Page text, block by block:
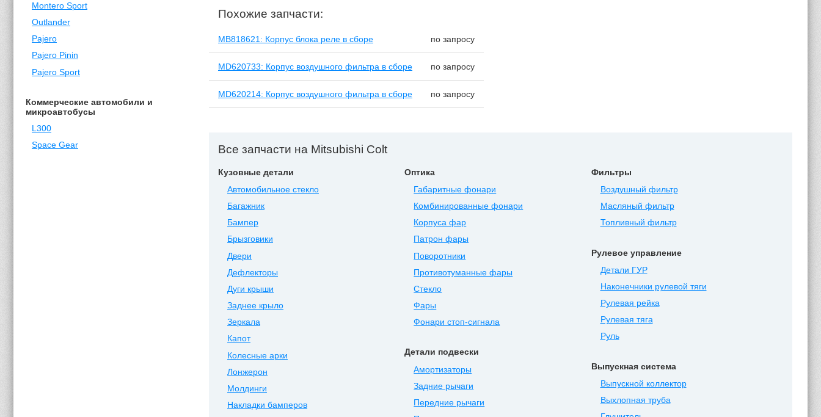
Montero Sport
Outlander
Pajero
Pajero Pinin
Pajero Sport
Коммерческие автомобили и
микроавтобусы
L300
Space Gear
Похожие запчасти:
MB818621: Корпус блока реле в сборе по запросу
MD620733: Корпус воздушного фильтра в сборе по запросу
MD620214: Корпус воздушного фильтра в сборе по запросу
Все запчасти на Mitsubishi Colt
Кузовные детали
Автомобильное стекло
Багажник
Бампер
Брызговики
Двери
Дефлекторы
Дуги крыши
Заднее крыло
Зеркала
Капот
Колесные арки
Лонжерон
Молдинги
Накладки бамперов
Оптика
Габаритные фонари
Комбинированные фонари
Корпуса фар
Патрон фары
Поворотники
Противотуманные фары
Стекло
Фары
Фонари стоп-сигнала
Детали подвески
Амортизаторы
Задние рычаги
Передние рычаги
Фильтры
Воздушный фильтр
Масляный фильтр
Топливный фильтр
Рулевое управление
Детали ГУР
Наконечники рулевой тяги
Рулевая рейка
Рулевая тяга
Руль
Выпускная система
Выпускной коллектор
Выхлопная труба